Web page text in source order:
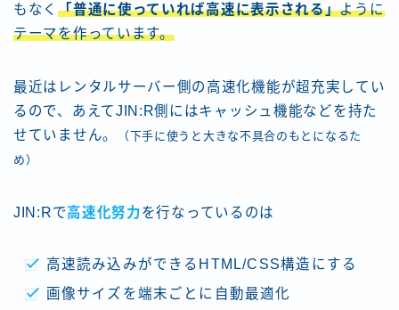
もなく「普通に使っていれば高速に表示される」ように
テーマを作っています。
最近はレンタルサーバー側の高速化機能が超充実してい
るので、あえてJIN:R側にはキャッシュ機能などを持た
せていません。
（下手に使うと大きな不具合のもとになるた
め）
JIN:Rで高速化努力を行なっているのは
高速読み込みができるHTML/CSS構造にする
画像サイズを端末ごとに自動最適化